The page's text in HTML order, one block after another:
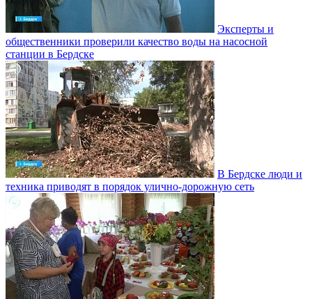
Эксперты и
общественники проверили качество воды на насосной
станции в Бердске
В Бердске люди и
техника приводят в порядок улично‑дорожную сеть